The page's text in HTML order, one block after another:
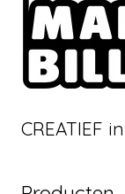
CREATIEF